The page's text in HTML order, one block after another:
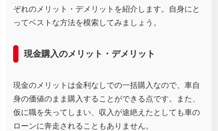
ぞれのメリット・デメリットを紹介します。自身にと
ってベストな方法を模索してみましょう。
現金購入のメリット・デメリット
現金のメリットは金利なしでの一括購入なので、車自
身の価値のまま購入することができる点です。また、
仮に職を失ってしまい、収入が途絶えたとしても車の
ローンに奔走されることもありません。